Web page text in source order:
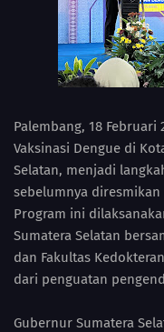
Palembang, 18
Vaksinasi Dengue di
Selatan, menjadi
sebelumnya diresmikan
Program ini
Sumatera Selatan
dan Fakultas
dari penguatan
Gubernur Sumatera